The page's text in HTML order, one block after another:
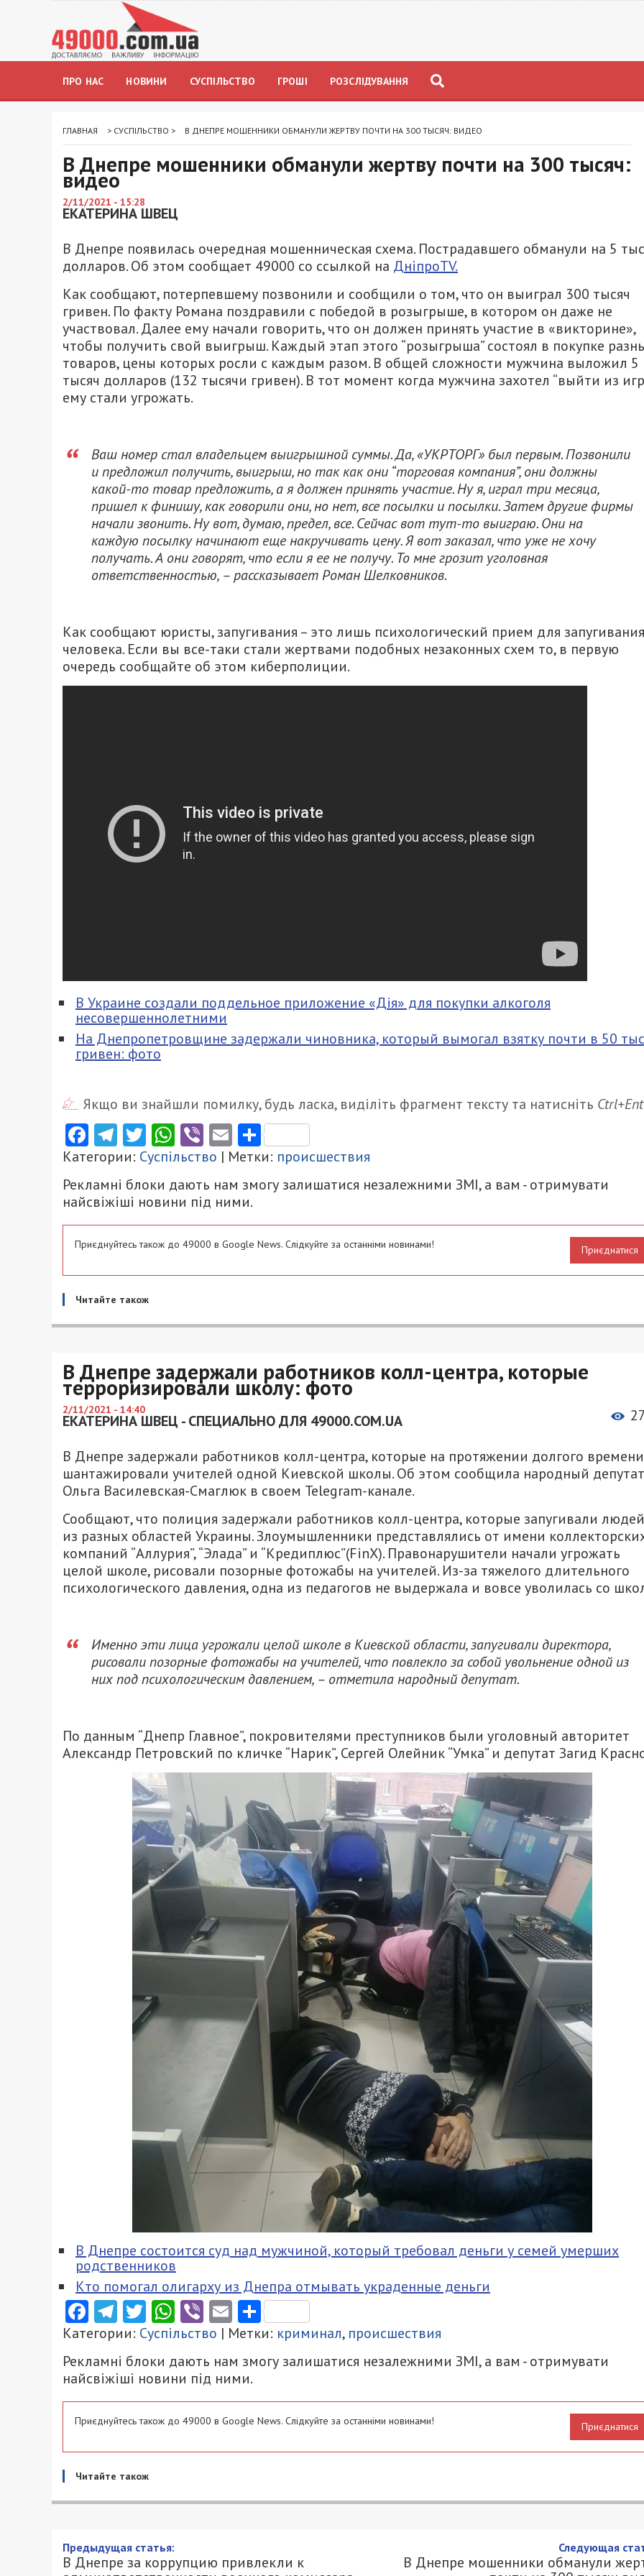
ПРО НАС НОВИНИ СУСПІЛЬСТВО ГРОШІ РОЗСЛІДУВАННЯ
ГЛАВНАЯ > СУСПІЛЬСТВО > В ДНЕПРЕ МОШЕННИКИ ОБМАНУЛИ ЖЕРТВУ ПОЧТИ НА 300 ТЫСЯЧ: ВИДЕО
В Днепре мошенники обманули жертву почти на 300 тысяч:
видео
2/11/2021 - 15:28
ЕКАТЕРИНА ШВЕЦ
В Днепре появилась очередная мошенническая схема. Пострадавшего обманули на 5
долларов. Об этом сообщает 49000 со ссылкой на ДніпроTV.
Как сообщают, потерпевшему позвонили и сообщили о том, что он выиграл 300 тысяч
гривен. По факту Романа поздравили с победой в розыгрыше, в котором он даже не
участвовал. Далее ему начали говорить, что он должен принять участие в «викторине»,
чтобы получить свой выигрыш. Каждый этап этого “розыгрыша” состоял в покупке
товаров, цены которых росли с каждым разом. В общей сложности мужчина выложил 5
тысяч долларов (132 тысячи гривен). В тот момент когда мужчина захотел “выйти из
ему стали угрожать.
Ваш номер стал владельцем выигрышной суммы. Да, «УКРТОРГ» был первым. Позвонили
и предложил получить, выигрыш, но так как они “торговая компания”, они должны
какой-то товар предложить, а я должен принять участие. Ну я, играл три месяца,
пришел к финишу, как говорили они, но нет, все посылки и посылки. Затем другие фирмы
начали звонить. Ну вот, думаю, предел, все. Сейчас вот тут-то выиграю. Они на
каждую посылку начинают еще накручивать цену. Я вот заказал, что уже не хочу
получать. А они говорят, что если я ее не получу. То мне грозит уголовная
ответственностью, – рассказывает Роман Шелковников.
Как сообщают юристы, запугивания – это лишь психологический прием для запугивания
человека. Если вы все-таки стали жертвами подобных незаконных схем то, в первую
очередь сообщайте об этом киберполиции.
В Украине создали поддельное приложение «Дія» для покупки алкоголя
несовершеннолетними
На Днепропетровщине задержали чиновника, который вымогал взятку почти в 50
гривен: фото
Якщо ви знайшли помилку, будь ласка, виділіть фрагмент тексту та натисніть
Facebook
Telegram
Twitter
WhatsApp
ViberEmailПоділитися
Категории: Суспільство | Метки: происшествия
Рекламні блоки дають нам змогу залишатися незалежними ЗМІ, а вам - отримувати
найсвіжіші новини під ними.
Приєднуйтесь також до 49000 в Google News. Слідкуйте за останніми новинами! Приєднатися
Читайте також
В Днепре задержали работников колл-центра, которые
терроризировали школу: фото
2/11/2021 - 14:40
ЕКАТЕРИНА ШВЕЦ - СПЕЦИАЛЬНО ДЛЯ 49000.COM.UA
В Днепре задержали работников колл-центра, которые на протяжении долгого времени
шантажировали учителей одной Киевской школы. Об этом сообщила народный депутат
Ольга Василевская-Смаглюк в своем Telegram-канале.
Сообщают, что полиция задержали работников колл-центра, которые запугивали людей
из разных областей Украины. Злоумышленники представлялись от имени
компаний “Аллурия”, “Элада” и “Кредиплюс”(FinX). Правонарушители начали угрожать
целой школе, рисовали позорные фотожабы на учителей. Из-за тяжелого длительного
психологического давления, одна из педагогов не выдержала и вовсе уволилась со
Именно эти лица угрожали целой школе в Киевской области, запугивали директора,
рисовали позорные фотожабы на учителей, что повлекло за собой увольнение одной из
них под психологическим давлением, – отметила народный депутат.
По данным “Днепр Главное”, покровителями преступников были уголовный авторитет
Александр Петровский по кличке “Нарик”, Сергей Олейник “Умка” и депутат Загид
В Днепре состоится суд над мужчиной, который требовал деньги у семей умерших
родственников
Кто помогал олигарху из Днепра отмывать украденные деньги
Facebook
Telegram
Twitter
WhatsApp
ViberEmailПоділитися
Категории: Суспільство | Метки: криминал, происшествия
Рекламні блоки дають нам змогу залишатися незалежними ЗМІ, а вам - отримувати
найсвіжіші новини під ними.
Приєднуйтесь також до 49000 в Google News. Слідкуйте за останніми новинами! Приєднатися
Читайте також
Предыдущая статья:
В Днепре за коррупцию привлекли к
Следующая
В Днепре мошенники обманули